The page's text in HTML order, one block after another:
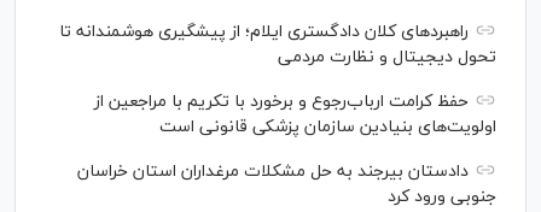
راهبرد‌های کلان دادگستری ایلام؛ از پیشگیری هوشمندانه تا
تحول دیجیتال و نظارت مردمی
حفظ کرامت ارباب‌رجوع و برخورد با تکریم با مراجعین از
اولویت‌های بنیادین سازمان پزشکی قانونی است
دادستان بیرجند به حل مشکلات مرغداران استان خراسان
جنوبی ورود کرد